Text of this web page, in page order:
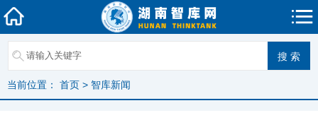
当前位置： 首页 > 智库新闻